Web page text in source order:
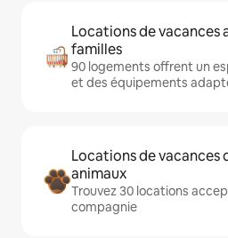
Locations de vacances
familles
90 logements offrent un
et des équipements
Locations de vacances
animaux
Trouvez 30 locations
compagnie